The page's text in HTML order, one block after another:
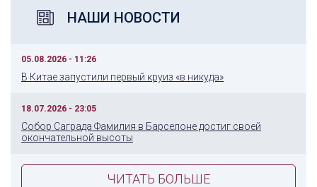
НАШИ НОВОСТИ
05.08.2026 - 11:26
В Китае запустили первый круиз «в никуда»
18.07.2026 - 23:05
Собор Саграда Фамилия в Барселоне достиг своей
окончательной высоты
ЧИТАТЬ БОЛЬШЕ